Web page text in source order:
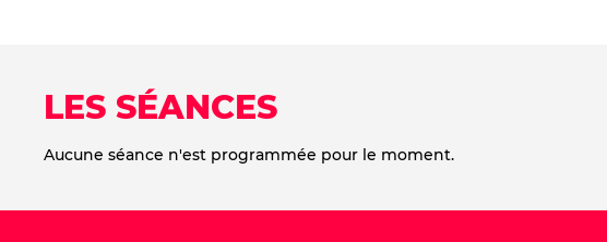
LES SÉANCES
Aucune séance n'est programmée pour le moment.